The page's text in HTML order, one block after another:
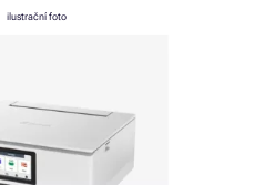
ilustrační foto